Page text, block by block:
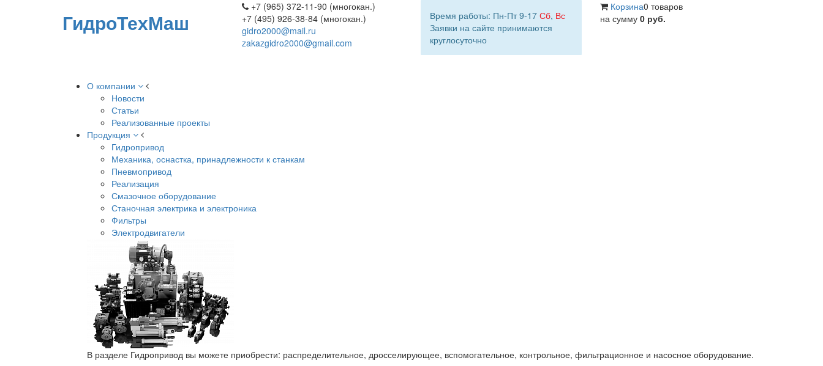
ГидроТехМаш
+7 (965) 372-11-90 (многокан.)
+7 (495) 926-38-84 (многокан.)
gidro2000@mail.ru
zakazgidro2000@gmail.com
Время работы: Пн-Пт 9-17 Сб, Вс
Заявки на сайте принимаются
круглосуточно
Корзина0 товаров
на сумму 0 руб.
О компании
Новости
Статьи
Реализованные проекты
Продукция
Гидропривод
Механика, оснастка, принадлежности к станкам
Пневмопривод
Реализация
Смазочное оборудование
Станочная электрика и электроника
Фильтры
Электродвигатели
В разделе Гидропривод вы можете приобрести: распределительное, дросселирующее, вспомогательное, контрольное, фильтрационное и насосное оборудование.